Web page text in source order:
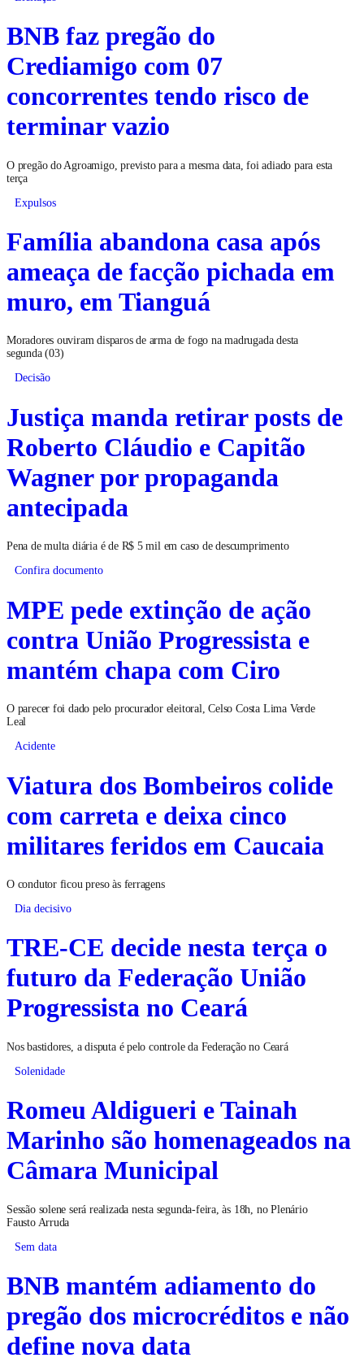
BNB faz pregão do
Crediamigo com 07
concorrentes tendo risco de
terminar vazio
O pregão do Agroamigo, previsto para a mesma data, foi adiado para esta
terça
Expulsos
Família abandona casa após
ameaça de facção pichada em
muro, em Tianguá
Moradores ouviram disparos de arma de fogo na madrugada desta
segunda (03)
Decisão
Justiça manda retirar posts de
Roberto Cláudio e Capitão
Wagner por propaganda
antecipada
Pena de multa diária é de R$ 5 mil em caso de descumprimento
Confira documento
MPE pede extinção de ação
contra União Progressista e
mantém chapa com Ciro
O parecer foi dado pelo procurador eleitoral, Celso Costa Lima Verde
Leal
Acidente
Viatura dos Bombeiros colide
com carreta e deixa cinco
militares feridos em Caucaia
O condutor ficou preso às ferragens
Dia decisivo
TRE-CE decide nesta terça o
futuro da Federação União
Progressista no Ceará
Nos bastidores, a disputa é pelo controle da Federação no Ceará
Solenidade
Romeu Aldigueri e Tainah
Marinho são homenageados na
Câmara Municipal
Sessão solene será realizada nesta segunda-feira, às 18h, no Plenário
Fausto Arruda
Sem data
BNB mantém adiamento do
pregão dos microcréditos e não
define nova data